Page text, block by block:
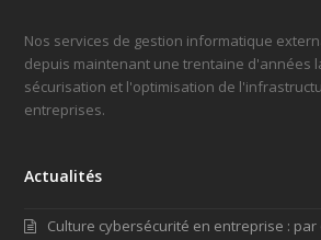
Nos services de gestion informatique
depuis maintenant une trentaine d'années
sécurisation et l'optimisation de
entreprises.
Actualités
Culture cybersécurité en entreprise : par